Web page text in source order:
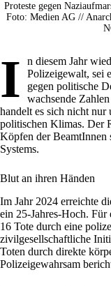
Proteste gegen
Foto: Medien AG //
I
n diesem Jahr
Polizeigewalt, sei
gegen politische
wachsende
handelt es sich nicht nur
politischen Klimas. Der
Köpfen der BeamtInnen
Systems.
Blut an ihren Händen
Im Jahr 2024 erreichte
ein 25-Jahres-Hoch.
16 Tote durch eine
zivilgesellschaftliche
Toten durch direkte
Polizeigewahrsam